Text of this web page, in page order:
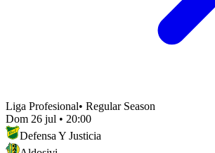
Liga Profesional• Regular Season
Dom 26 jul • 20:00
Defensa Y Justicia